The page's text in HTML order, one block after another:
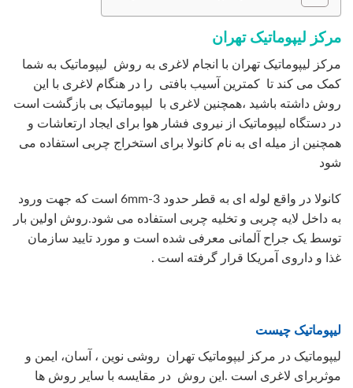
مرکز لیپوماتیک تهران
مرکز لیپوماتیک تهران با انجام لاغری به روش لیپوماتیک به شما
کمک می کند تا کمترین آسیب بافتی را در هنگام لاغری با این
روش داشته باشید ،همچنین لاغری با لیپوماتیک بی بازگشت است
در دستگاه لیپوماتیک از نیروی فشار هوا برای ایجاد ارتعاشات و
همچنین از میله ای به نام کانولا برای استخراج چربی استفاده می
شود
کانولا در واقع لوله ای به قطر حدود 3-6mm است که جهت ورود
به داخل لایه چربی و تخلیه چربی استفاده می شود.روش اولین بار
توسط یک جراح آلمانی معرفی شده است و مورد تایید سازمان
غذا و داروی آمریکا قرار گرفته است .
لیپوماتیک چیست
لیپوماتیک در مرکز لیپوماتیک تهران روشی نوین ، آسان، ایمن و
موثربرای لاغری است .این روش در مقایسه با سایر روش ها